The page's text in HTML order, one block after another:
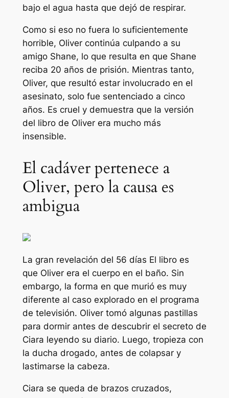
bajo el agua hasta que dejó de respirar.
Como si eso no fuera lo suficientemente
horrible, Oliver continúa culpando a su
amigo Shane, lo que resulta en que Shane
reciba 20 años de prisión. Mientras tanto,
Oliver, que resultó estar involucrado en el
asesinato, solo fue sentenciado a cinco
años. Es cruel y demuestra que la versión
del libro de Oliver era mucho más
insensible.
El cadáver pertenece a
Oliver, pero la causa es
ambigua
La gran revelación del 56 días El libro es
que Oliver era el cuerpo en el baño. Sin
embargo, la forma en que murió es muy
diferente al caso explorado en el programa
de televisión. Oliver tomó algunas pastillas
para dormir antes de descubrir el secreto de
Ciara leyendo su diario. Luego, tropieza con
la ducha drogado, antes de colapsar y
lastimarse la cabeza.
Ciara se queda de brazos cruzados,